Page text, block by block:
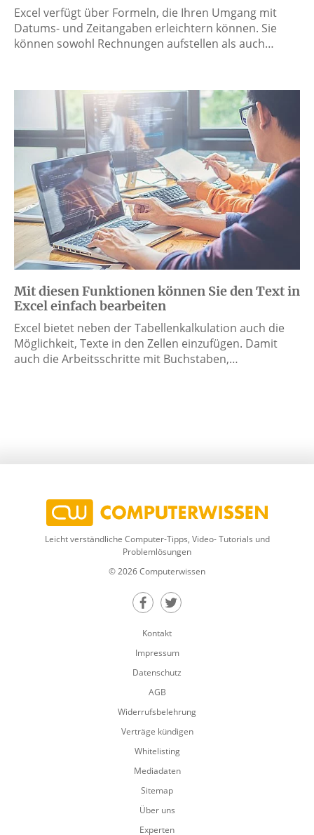
Excel verfügt über Formeln, die Ihren Umgang mit
Datums- und Zeitangaben erleichtern können. Sie
können sowohl Rechnungen aufstellen als auch…
Mit diesen Funktionen können Sie den Text in
Excel einfach bearbeiten
Excel bietet neben der Tabellenkalkulation auch die
Möglichkeit, Texte in den Zellen einzufügen. Damit
auch die Arbeitsschritte mit Buchstaben,…
Leicht verständliche Computer-Tipps, Video- Tutorials und
Problemlösungen
© 2026 Computerwissen
Teilen auf Facebook
Teilen auf Twitter
Kontakt
Impressum
Datenschutz
AGB
Widerrufsbelehrung
Verträge kündigen
Whitelisting
Mediadaten
Sitemap
Über uns
Experten